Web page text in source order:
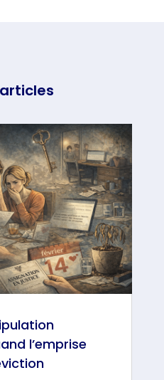
l’emprise